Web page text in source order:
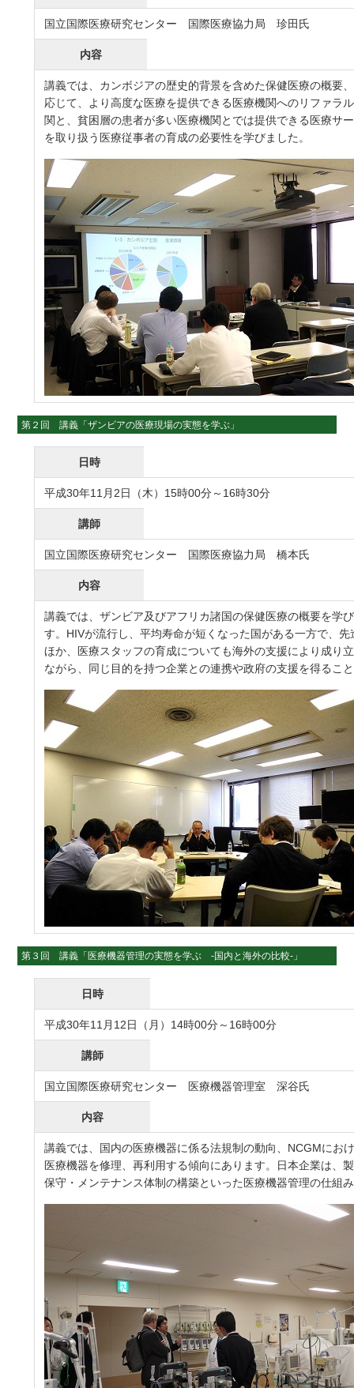
国立国際医療研究センター 国際医療協力局 珍田氏
内容
講義では、カンボジアの歴史的背景を含めた保健医療の概要
応じて、より高度な医療を提供できる医療機関へのリファラ
関と、貧困層の患者が多い医療機関とでは提供できる医療サ
を取り扱う医療従事者の育成の必要性を学びました。
第２回 講義「ザンビアの医療現場の実態を学ぶ」
日時
平成30年11月2日（木）15時00分～16時30分
講師
国立国際医療研究センター 国際医療協力局 橋本氏
内容
講義では、ザンビア及びアフリカ諸国の保健医療の概要を学
す。HIVが流行し、平均寿命が短くなった国がある一方で、
ほか、医療スタッフの育成についても海外の支援により成り
ながら、同じ目的を持つ企業との連携や政府の支援を得るこ
第３回 講義「医療機器管理の実態を学ぶ -国内と海外の比較-」
日時
平成30年11月12日（月）14時00分～16時00分
講師
国立国際医療研究センター 医療機器管理室 深谷氏
内容
講義では、国内の医療機器に係る法規制の動向、NCGMにお
医療機器を修理、再利用する傾向にあります。日本企業は、
保守・メンテナンス体制の構築といった医療機器管理の仕組